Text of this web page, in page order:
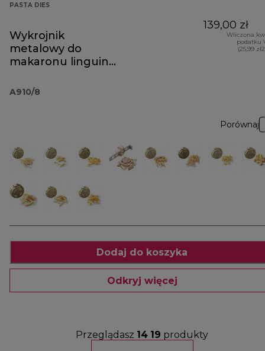
PASTA DIES
Wykrojnik
metalowy do
makaronu linguine
A910/8
139,00 zł
Wliczona
podatku
(25,99
Porównaj
Dodaj do koszyka
Odkryj więcej
Przeglądasz 14 19 produkty